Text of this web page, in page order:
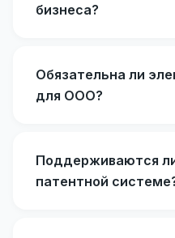
бизнеса?
Обязательна ли
для ООО?
Поддерживаются
патентной